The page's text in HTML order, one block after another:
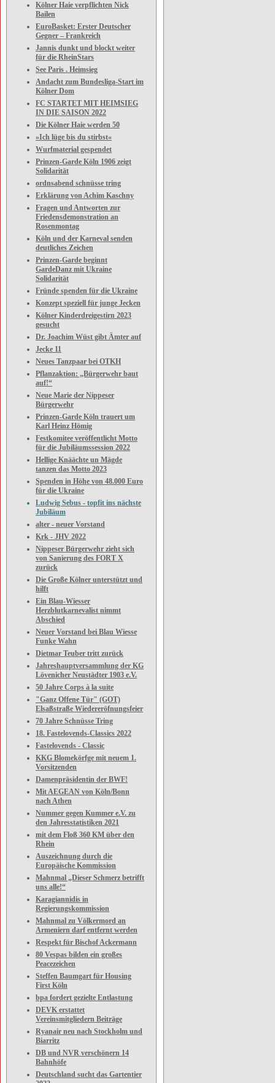
Kölner Haie verpflichten Nick
Bailen
EuroBasket: Erster Deutscher
Gegner – Frankreich
Jannis dunkt und blockt weiter
für die RheinStars
See Paris . Heimsieg
Andacht zum Bundesliga-Start im
Kölner Dom
FC STARTET MIT HEIMSIEG
IN DIE SAISON 2022
Die Kölner Haie werden 50
»Ich lüge bis du stirbst«
Wurfmaterial gespendet
Prinzen-Garde Köln 1906 zeigt
Solidarität
ordnsabend schnüsse tring
Erklärung von Achim Kaschny
Fragen und Antworten zur
Friedensdemonstration an
Rosenmontag
Köln und der Karneval senden
deutliches Zeichen
Prinzen-Garde beginnt
GardeDanz mit Ukraine
Solidarität
Fründe spenden für die Ukraine
Konzept speziell für junge Jecken
Kölner Kinderdreigestirn 2023
gesucht
Dr. Joachim Wüst gibt Ämter auf
Jecke 11
Neues Tanzpaar bei OTKH
Pflanzaktion: „Bürgerwehr baut
auf!“
Neue Marie der Nippeser
Bürgerwehr
Prinzen-Garde Köln trauert um
Karl Heinz Hömig
Festkomitee veröffentlicht Motto
für die Jubiläumssession 2022
Hellige Knäächte un Mägde
tanzen das Motto 2023
Spenden in Höhe von 48.000 Euro
für die Ukraine
Ludwig Sebus - topfit ins nächste
Jubiläum
alter - neuer Vorstand
Krk - JHV 2022
Nippeser Bürgerwehr zieht sich
von Sanierung des FORT X
zurück
Die Große Kölner unterstützt und
hilft
Ein Blau-Wiesser
Herzblutkarnevalist nimmt
Abschied
Neuer Vorstand bei Blau Wiesse
Funke Wahn
Dietmar Teuber tritt zurück
Jahreshauptversammlung der KG
Lövenicher Neustädter 1903 e.V.
50 Jahre Corps à la suite
"Ganz Offene Tür" (GOT)
Elsaßstraße Wiedereröfnungsfeier
70 Jahre Schnüsse Tring
18. Fastelovends-Classics 2022
Fastelovends - Classic
KKG Blomekörfge mit neuem 1.
Vorsitzenden
Damenpräsidentin der BWF!
Mit AEGEAN von Köln/Bonn
nach Athen
Nummer gegen Kummer e.V. zu
den Jahresstatistiken 2021
mit dem Floß 360 KM über den
Rhein
Auszeichnung durch die
Europäische Kommission
Mahnmal „Dieser Schmerz betrifft
uns alle!“
Karagiannidis in
Regierungskommission
Mahnmal zu Völkermord an
Armeniern darf entfernt werden
Respekt für Bischof Ackermann
80 Vespas bilden ein großes
Peacezeichen
Steffen Baumgart für Housing
First Köln
bpa fordert gezielte Entlastung
DEVK erstattet
Vereinsmitgliedern Beiträge
Ryanair neu nach Stockholm und
Biarritz
DB und NVR verschönern 14
Bahnhöfe
Deutschland sucht das Gartentier